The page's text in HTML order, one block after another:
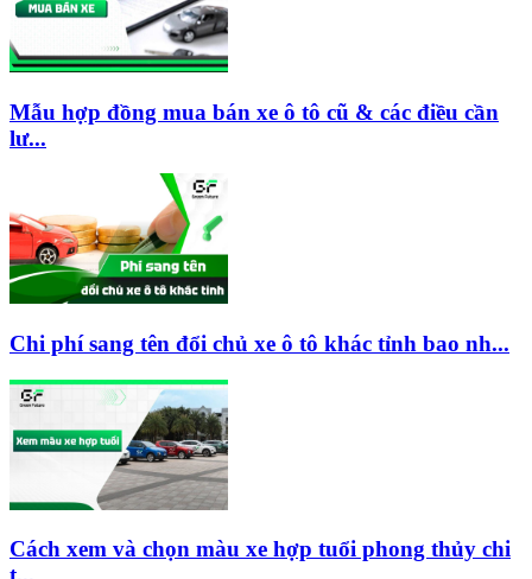
Mẫu hợp đồng mua bán xe ô tô cũ & các điều cần
lư...
Chi phí sang tên đổi chủ xe ô tô khác tỉnh bao nh...
Cách xem và chọn màu xe hợp tuổi phong thủy chi